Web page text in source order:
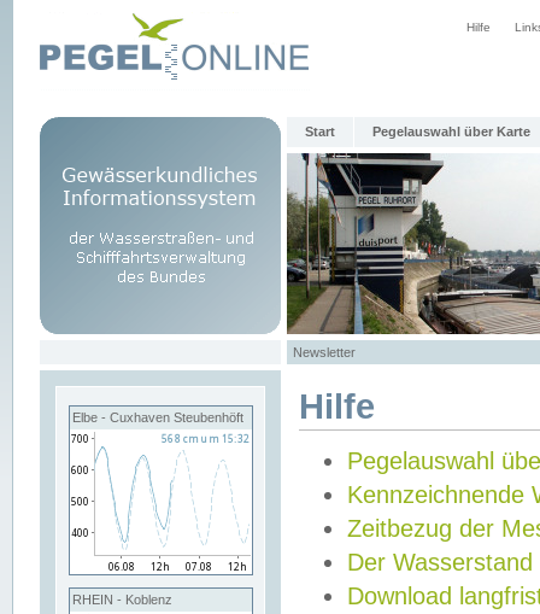
Hilfe
Start Pegelauswahl über Karte
Newsletter
Elbe - Cuxhaven Steubenhöft
RHEIN - Koblenz
Hilfe
Pegelauswahl
Kennzeichnende
Zeitbezug der
Der Wasserstand
Download